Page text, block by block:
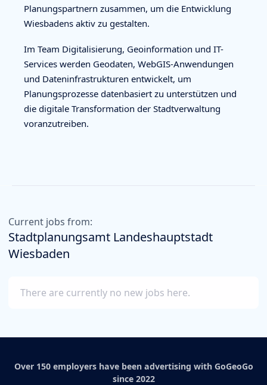
Planungspartnern zusammen, um die Entwicklung
Wiesbadens aktiv zu gestalten.
Im Team Digitalisierung, Geoinformation und IT-
Services werden Geodaten, WebGIS-Anwendungen
und Dateninfrastrukturen entwickelt, um
Planungsprozesse datenbasiert zu unterstützen und
die digitale Transformation der Stadtverwaltung
voranzutreiben.
Current jobs from:
Stadtplanungsamt Landeshauptstadt
Wiesbaden
There are currently no new jobs here.
Over 150 employers have been advertising with GoGeoGo
since 2022